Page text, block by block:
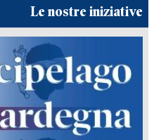
Le nostre iniziative